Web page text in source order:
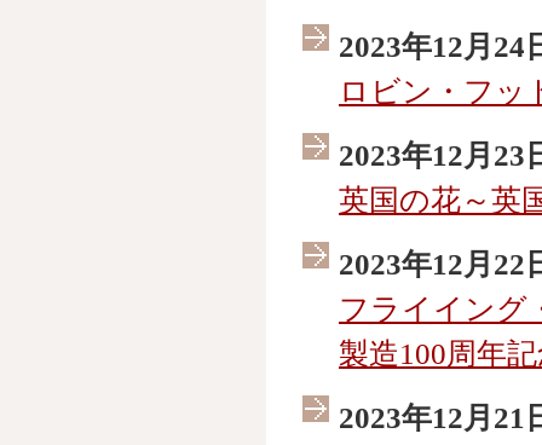
2023年12月24
ロビン・フッ
2023年12月23
英国の花～英
2023年12月22
フライイング
製造100周年
2023年12月21